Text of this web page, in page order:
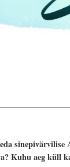
sinepivärvilise
Kuhu aeg küll